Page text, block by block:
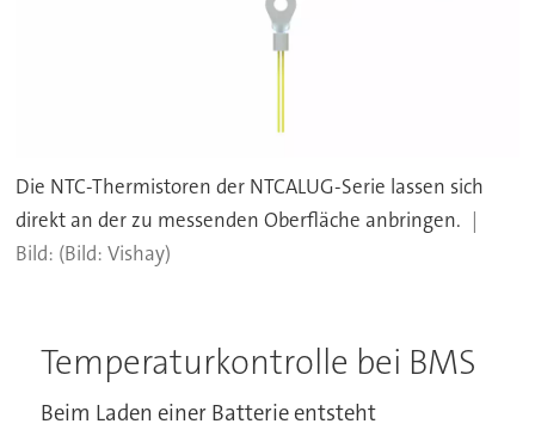
Die NTC-Thermistoren der NTCALUG-Serie lassen sich
direkt an der zu messenden Oberfläche anbringen.
(Bild: Vishay)
Temperaturkontrolle bei BMS
Beim Laden einer Batterie entsteht